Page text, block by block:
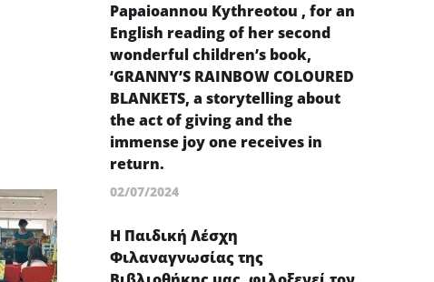
Papaioannou Kythreotou , for an
English reading of her second
wonderful children’s book,
‘GRANNY’S RAINBOW COLOURED
BLANKETS, a storytelling about
the act of giving and the
immense joy one receives in
return.
02/07/2024
Η Παιδική Λέσχη
Φιλαναγνωσίας της